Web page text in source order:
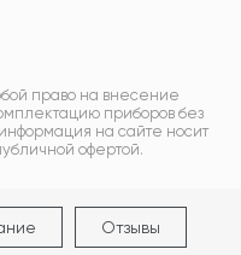
право на внесение
приборов без
на сайте носит
офертой.
Отзывы